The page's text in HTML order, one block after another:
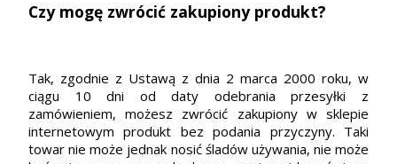
Czy mogę zwrócić zakupiony produkt?
Tak, zgodnie z Ustawą z dnia 2 marca 2000 roku, w
ciągu 10 dni od daty odebrania przesyłki z
zamówieniem, możesz zwrócić zakupiony w sklepie
internetowym produkt bez podania przyczyny. Taki
towar nie może jednak nosić śladów używania, nie może